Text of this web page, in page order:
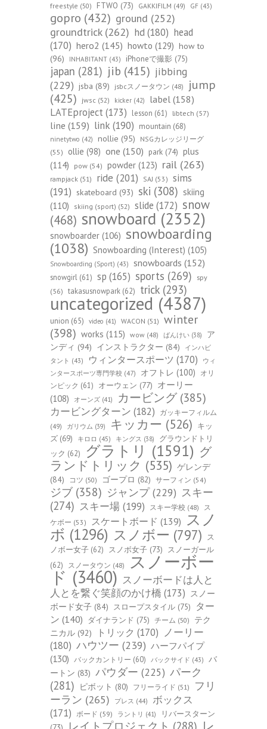
freestyle (50) FTWO (73) GAKKIFILM (49) GF (43)
gopro (432) ground (252)
groundtrick(262) hd(180) head
(170) hero2 (145) howto (129) how to
(96)
INHABITANT (43) iPhoneで撮影 (75)
japan (281) jib (415) jibbing
(229) jsba (89) jsbcスノータウン (48)
jump
(425)
jwsc (52) kicker (42) label (158)
LATEproject(173) lesson (61) libtech (57)
line (159) link (190) mountain (68)
ninetytwo (42) nollie (95)
NSGカレッジリーグ
(55)
ollie (98) one (150) park (74) plus
(114)
pow (54) powder (123) rail (263)
rampjack (51) ride (201) SAJ (53) sims
(191) skateboard (93) ski (308) skiing
(110)
skiing (sport) (52) slide (172) snow
(468) snowboard (2352)
snowboarder (106) snowboarding
(1038) Snowboarding (Interest) (105)
Snowboarding (Sport) (43) snowboards (152)
snowgirl (61) sp (165) sports (269)
spy
(56) takasusnowpark (62) trick (293)
uncategorized (4387)
union (65) video (41) WACON (51) winter
(398) works (115) wow (48) ばんけい (38)
ア
ンディ (94) インストラクター (84)
インハビ
タント (43) ウィンタースポーツ (170)
ウィ
ンタースポーツ専門学校 (47) オフトレ (100)
オリ
ンピック (61) オーウェン (77) オーリー
(108)
オーンズ (41) カービング (385)
カービングターン (182)
ガッキーフィルム
(49)
ガリウム (39) キッカー (526) キッ
ズ (69) キロロ (45) キングス (38)
グラウンドトリ
ック (62) グラトリ (1591) グ
ランドトリック (535) ゲレンデ
(84)
コツ (50) ゴープロ (82) サーフィン (54)
ジブ (358) ジャンプ(229) スキー
(274) スキー場 (199) スキー学校 (48)
ス
ケボー (53) スケートボード (139) スノ
ボ (1296) スノボー (797)
ス
ノボー女子 (62) スノボ女子 (73)
スノーガール
(62)
スノータウン (48) スノーボー
ド (3460) スノーボードは人と
人とを繋ぐ笑顔のかけ橋 (173) スノー
ボード女子 (84) スロープスタイル (75)
ター
ン (140) ダイナランド (75) チーム (50)
テク
ニカル (92) トリック (170) ノーリー
(180) ハウツー (239) ハーフパイプ
(130)
バックカントリー (60) バックサイド (43)
バ
ートン (83) パウダー (225) パーク
(281)
ピボット (80) フリーライド (51)
フリ
ーラン (265) プレス (44)
ボックス
(171)
ボード (59) ラントリ (41)
リバースターン
レイトプロジェクト (288) レ